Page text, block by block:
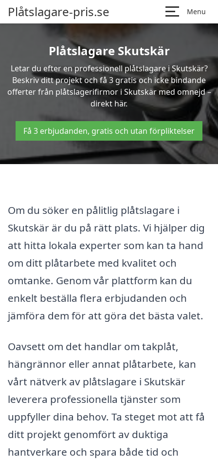
Plåtslagare-pris.se Menu
Plåtslagare Skutskär
Letar du efter en professionell plåtslagare i Skutskär?
Beskriv ditt projekt och få 3 gratis och icke bindande
offerter från plåtslagerifirmor i Skutskär med omnejd –
direkt här.
Få 3 erbjudanden, gratis och utan förpliktelser
Om du söker en pålitlig plåtslagare i
Skutskär är du på rätt plats. Vi hjälper dig
att hitta lokala experter som kan ta hand
om ditt plåtarbete med kvalitet och
omtanke. Genom vår plattform kan du
enkelt beställa flera erbjudanden och
jämföra dem för att göra det bästa valet.
Oavsett om det handlar om takplåt,
hängrännor eller annat plåtarbete, kan
vårt nätverk av plåtslagare i Skutskär
leverera professionella tjänster som
uppfyller dina behov. Ta steget mot att få
ditt projekt genomfört av duktiga
hantverkare och spara både tid och